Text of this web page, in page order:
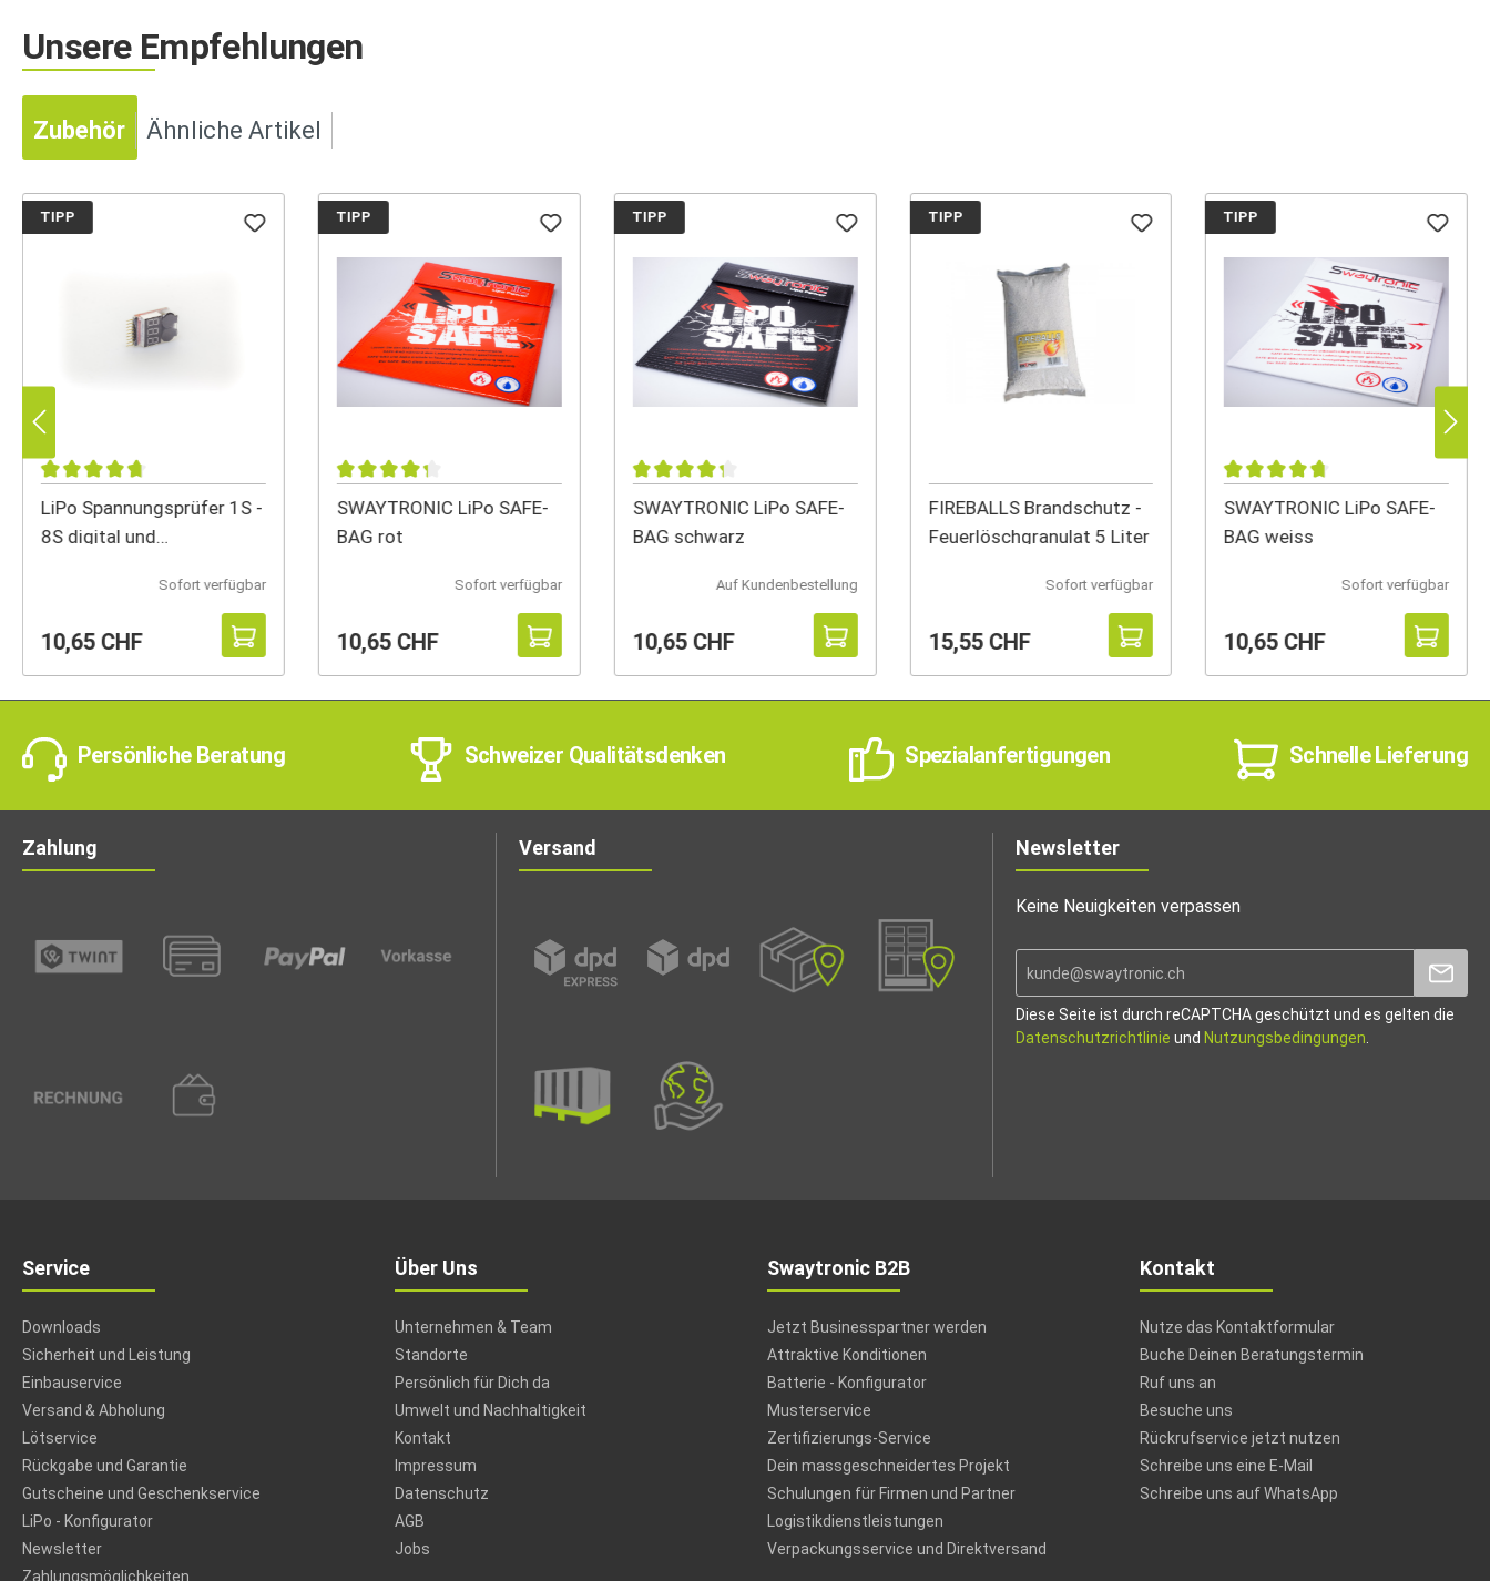
Unsere Empfehlungen
Zubehör Ähnliche Artikel
TIPP
LiPo Spannungsprüfer 1S -
8S digital und
Sofort verfügbar
10,65 CHF
TIPP
SWAYTRONIC LiPo SAFE-
BAG rot
Sofort verfügbar
10,65 CHF
TIPP
SWAYTRONIC LiPo SAFE-
BAG schwarz
Auf Kundenbestellung
10,65 CHF
TIPP
FIREBALLS Brandschutz -
Feuerlöschgranulat 5 Liter
Sofort verfügbar
15,55 CHF
TIPP
SWAYTRONIC LiPo SAFE-
BAG weiss
Sofort verfügbar
10,65 CHF
Persönliche Beratung Schweizer Qualitätsdenken Spezialanfertigungen Schnelle Lieferung
Zahlung Versand Newsletter
Keine Neuigkeiten verpassen
Diese Seite ist durch reCAPTCHA geschützt und es gelten die
Datenschutzrichtlinie und Nutzungsbedingungen
Service
Downloads
Sicherheit und Leistung
Einbauservice
Versand & Abholung
Lötservice
Rückgabe und Garantie
Gutscheine und Geschenkservice
LiPo - Konfigurator
Newsletter
Zahlungsmöglichkeiten
Über Uns
Unternehmen & Team
Standorte
Persönlich für Dich da
Umwelt und Nachhaltigkeit
Kontakt
Impressum
Datenschutz
AGB
Jobs
Swaytronic B2B
Jetzt Businesspartner werden
Attraktive Konditionen
Batterie - Konfigurator
Musterservice
Zertifizierungs-Service
Dein massgeschneidertes Projekt
Schulungen für Firmen und Partner
Logistikdienstleistungen
Verpackungsservice und Direktversand
Kontakt
Nutze das Kontaktformular
Buche Deinen Beratungstermin
Ruf uns an
Besuche uns
Rückrufservice jetzt nutzen
Schreibe uns eine E-Mail
Schreibe uns auf WhatsApp